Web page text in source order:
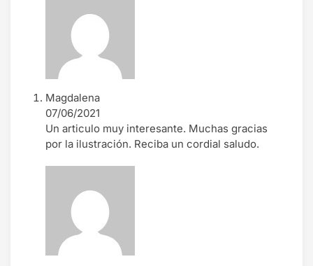
Magdalena
07/06/2021
Un articulo muy interesante. Muchas gracias
por la ilustración. Reciba un cordial saludo.